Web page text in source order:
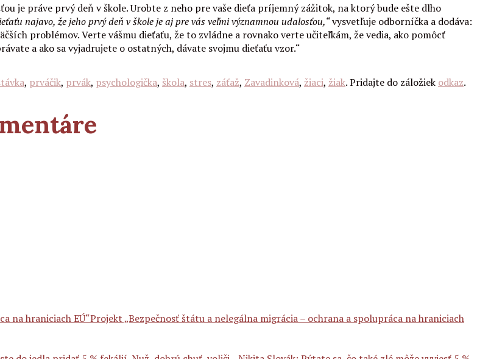
je práve prvý deň v škole. Urobte z neho pre vaše dieťa príjemný zážitok, na ktorý bude ešte dlho
najavo, že jeho prvý deň v škole je aj pre vás veľmi významnou udalosťou,“vysvetľuje odborníčka a dodáva:
problémov. Verte vášmu dieťaťu, že to zvládne a rovnako verte učiteľkám, že vedia, ako pomôcť
a ako sa vyjadrujete o ostatných, dávate svojmu dieťaťu vzor.“
, prváčik, prvák, psychologička, škola, stres, záťaž, Zavadinková, žiaci, žiak. Pridajte do záložiek odkaz.
Projekt „Bezpečnosť štátu a nelegálna migrácia – ochrana a spolupráca na hraniciach